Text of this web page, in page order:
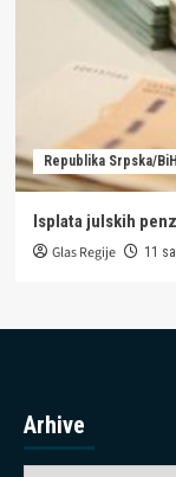
Republika Srpska/BiH
Isplata julskih
Glas Regije 11
Arhive